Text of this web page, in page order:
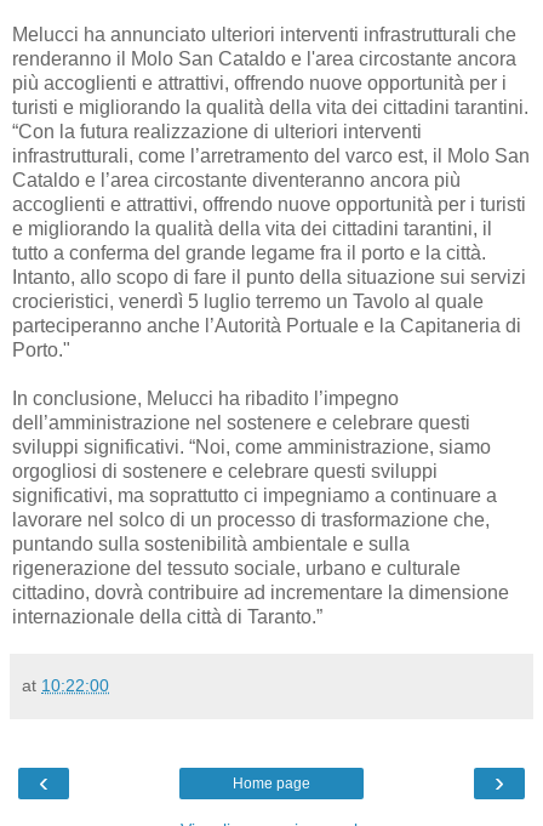
Melucci ha annunciato ulteriori interventi infrastrutturali che
renderanno il Molo San Cataldo e l'area circostante ancora
più accoglienti e attrattivi, offrendo nuove opportunità per i
turisti e migliorando la qualità della vita dei cittadini tarantini.
“Con la futura realizzazione di ulteriori interventi
infrastrutturali, come l’arretramento del varco est, il Molo San
Cataldo e l’area circostante diventeranno ancora più
accoglienti e attrattivi, offrendo nuove opportunità per i turisti
e migliorando la qualità della vita dei cittadini tarantini, il
tutto a conferma del grande legame fra il porto e la città.
Intanto, allo scopo di fare il punto della situazione sui servizi
crocieristici, venerdì 5 luglio terremo un Tavolo al quale
parteciperanno anche l’Autorità Portuale e la Capitaneria di
Porto."
In conclusione, Melucci ha ribadito l’impegno
dell’amministrazione nel sostenere e celebrare questi
sviluppi significativi. “Noi, come amministrazione, siamo
orgogliosi di sostenere e celebrare questi sviluppi
significativi, ma soprattutto ci impegniamo a continuare a
lavorare nel solco di un processo di trasformazione che,
puntando sulla sostenibilità ambientale e sulla
rigenerazione del tessuto sociale, urbano e culturale
cittadino, dovrà contribuire ad incrementare la dimensione
internazionale della città di Taranto.”
at 10:22:00
‹ ›
Home page